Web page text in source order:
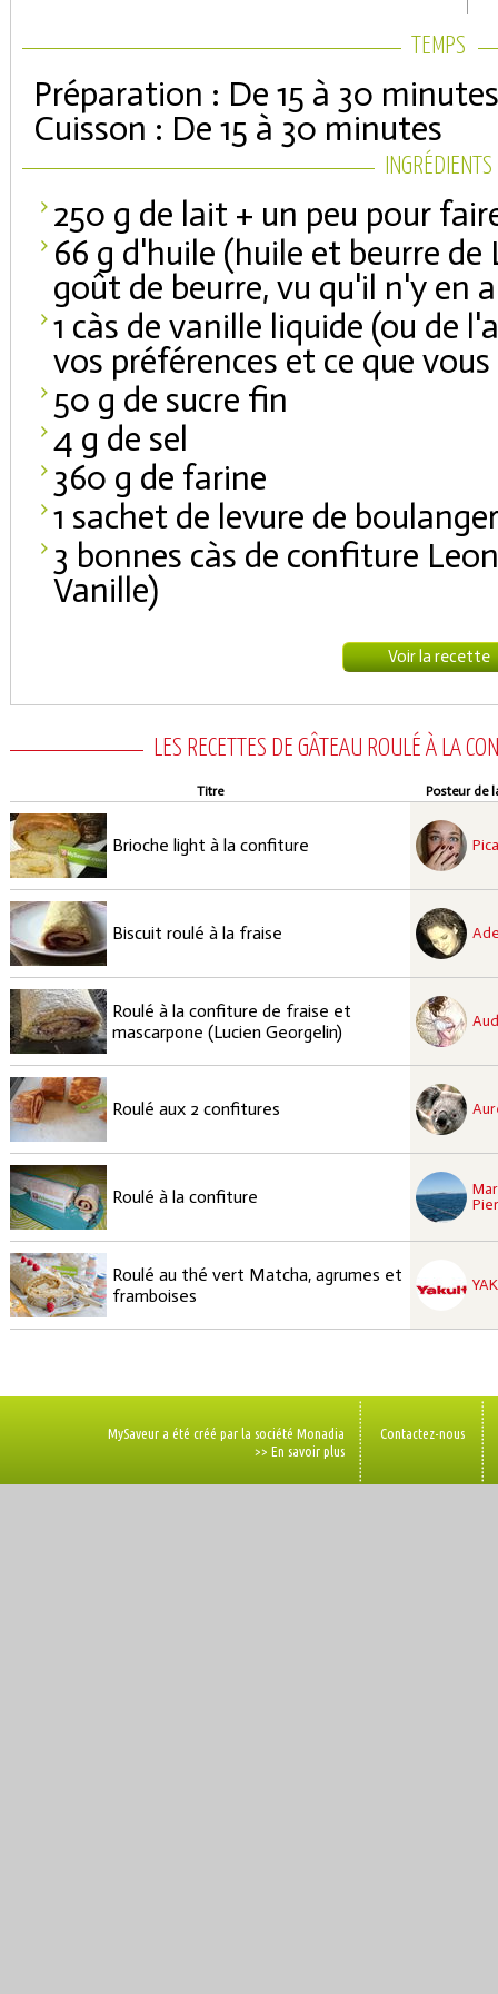
TEMPS
Préparation : De 15 à 30 minutes
Cuisson : De 15 à 30 minutes
INGRÉDIENTS
250 g de lait + un peu pour
66 g d'huile (huile et beurre
goût de beurre, vu qu'il n'y en
1 càs de vanille liquide (ou de
vos préférences et ce que
50 g de sucre fin
4 g de sel
360 g de farine
1 sachet de levure de
3 bonnes càs de confiture
Vanille)
Voir la recette
LES RECETTES DE GÂTEAU ROULÉ À LA
Titre Posteur de
Brioche light à la confiture
recette approuvées
Biscuit roulé à la fraise
recette à tester
Roulé à la confiture de fraise et
mascarpone (Lucien Georgelin)
recette à tester
Roulé aux 2 confitures
recette à tester
Roulé à la confiture
recette à tester
Roulé au thé vert Matcha, agrumes et
framboises
MySaveur a été créé par la société Monadia
>> En savoir plus
Contactez-nous